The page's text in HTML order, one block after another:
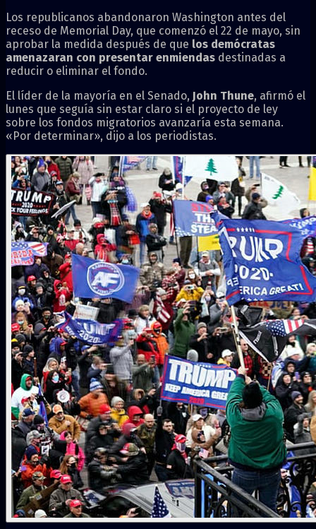
Los republicanos abandonaron Washington antes del
receso de Memorial Day, que comenzó el 22 de mayo, sin
aprobar la medida después de que los demócratas
amenazaran con presentar enmiendas destinadas a
reducir o eliminar el fondo.
El líder de la mayoría en el Senado, John Thune, afirmó el
lunes que seguía sin estar claro si el proyecto de ley
sobre los fondos migratorios avanzaría esta semana.
«Por determinar», dijo a los periodistas.